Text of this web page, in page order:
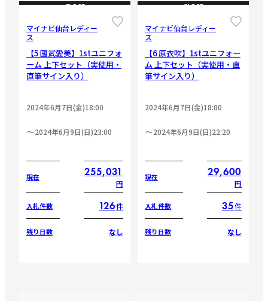
CLOSE
マイナビ仙台レディー
ス
【5 國武愛美】1stユニフォ
ーム 上下セット（実使用・
直筆サイン入り）
2024年6月7日(金)18:00
2024年6月9日(日)23:00
現在 255,031
円
入札件数 126件
残り日数 なし
CLOSE
マイナビ仙台レディー
ス
【6 原衣吹】1stユニフォー
ム 上下セット（実使用・直
筆サイン入り）
2024年6月7日(金)18:00
2024年6月9日(日)22:20
現在 29,600
円
入札件数 35件
残り日数 なし